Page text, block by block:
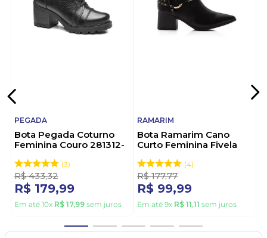
PEGADA
Bota Pegada Coturno
Feminina Couro 281312-
3
R$ 433,32
R$ 179,99
Em até 10x R$ 17,99 sem juros
RAMARIM
Bota Ramarim Cano
Curto Feminina Fivela
4
R$ 177,77
R$ 99,99
Em até 9x R$ 11,11 sem juros